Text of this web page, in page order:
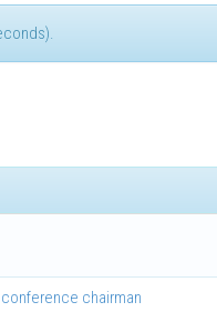
chairman